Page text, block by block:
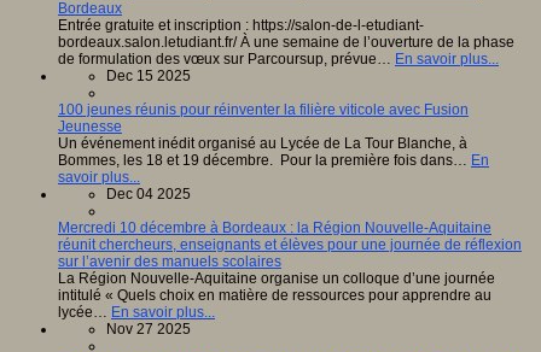
Bordeaux
Entrée gratuite et inscription : https://salon-de-l-etudiant-
bordeaux.salon.letudiant.fr/ À une semaine de l’ouverture de la phase
de formulation des vœux sur Parcoursup, prévue… En savoir plus...
Dec 15 2025
100 jeunes réunis pour réinventer la filière viticole avec Fusion
Jeunesse
Un événement inédit organisé au Lycée de La Tour Blanche, à
Bommes, les 18 et 19 décembre. Pour la première fois dans… En
savoir plus...
Dec 04 2025
Mercredi 10 décembre à Bordeaux : la Région Nouvelle-Aquitaine
réunit chercheurs, enseignants et élèves pour une journée de réflexion
sur l’avenir des manuels scolaires
La Région Nouvelle-Aquitaine organise un colloque d’une journée
intitulé « Quels choix en matière de ressources pour apprendre au
lycée… En savoir plus...
Nov 27 2025